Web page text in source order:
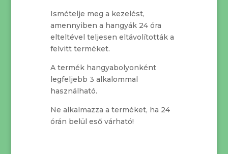
Ismételje meg a kezelést,
amennyiben a hangyák 24 óra
elteltével teljesen eltávolították a
felvitt terméket.
A termék hangyabolyonként
legfeljebb 3 alkalommal
használható.
Ne alkalmazza a terméket, ha 24
órán belül eső várható!